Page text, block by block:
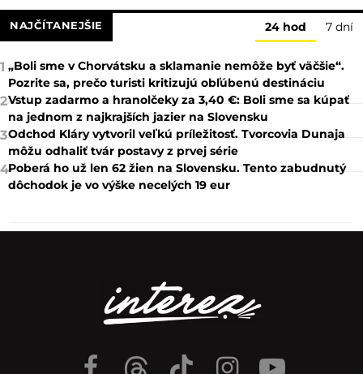
NAJČÍTANEJŠIE 24 hod 7 dní
1 „Boli sme v Chorvátsku a sklamanie nemôže byť väčšie“.
Pozrite sa, prečo turisti kritizujú obľúbenú destináciu
2Vstup zadarmo a hranolčeky za 3,40 €: Boli sme sa kúpať
na jednom z najkrajších jazier na Slovensku
3Odchod Kláry vytvoril veľkú príležitosť. Tvorcovia Dunaja
môžu odhaliť tvár postavy z prvej série
4Poberá ho už len 62 žien na Slovensku. Tento zabudnutý
dôchodok je vo výške necelých 19 eur